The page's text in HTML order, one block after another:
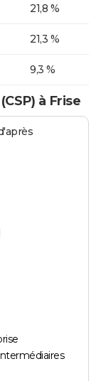
21,8 %
21,3 %
9,3 %
à Frise